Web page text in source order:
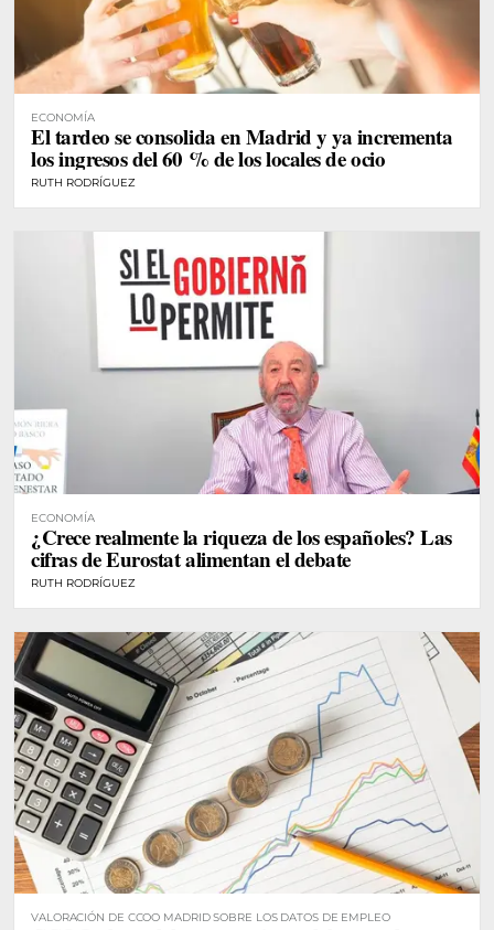
ECONOMÍA
El tardeo se consolida en Madrid y ya incrementa
los ingresos del 60 % de los locales de ocio
RUTH RODRÍGUEZ
ECONOMÍA
¿Crece realmente la riqueza de los españoles? Las
cifras de Eurostat alimentan el debate
RUTH RODRÍGUEZ
VALORACIÓN DE CCOO MADRID SOBRE LOS DATOS DE EMPLEO